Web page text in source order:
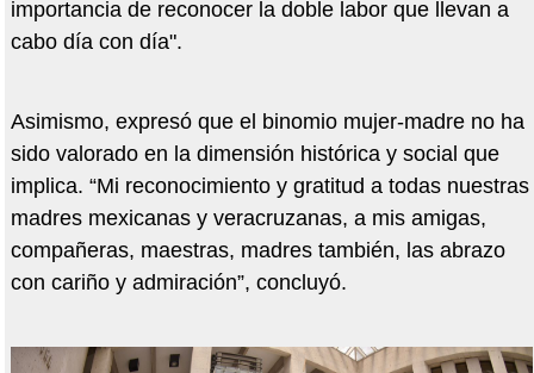
importancia de reconocer la doble labor que llevan a
cabo día con día".
Asimismo, expresó que el binomio mujer-madre no ha
sido valorado en la dimensión histórica y social que
implica. “Mi reconocimiento y gratitud a todas nuestras
madres mexicanas y veracruzanas, a mis amigas,
compañeras, maestras, madres también, las abrazo
con cariño y admiración”, concluyó.